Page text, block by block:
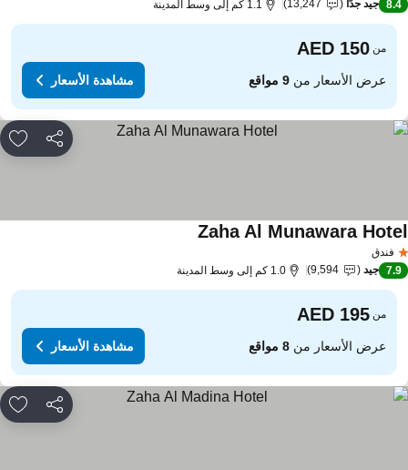
8.4 جيد جدًا 13,247 1.1 كم إلى وسط المدينة
من
عرض الأسعار من9 مواقع مشاهدة الأسعار
مشاركة
فندق
Zaha Al Munawara
7.9 جيد 9,594 1.0 كم إلى وسط المدينة
من
عرض الأسعار من8 مواقع مشاهدة الأسعار
مشاركة